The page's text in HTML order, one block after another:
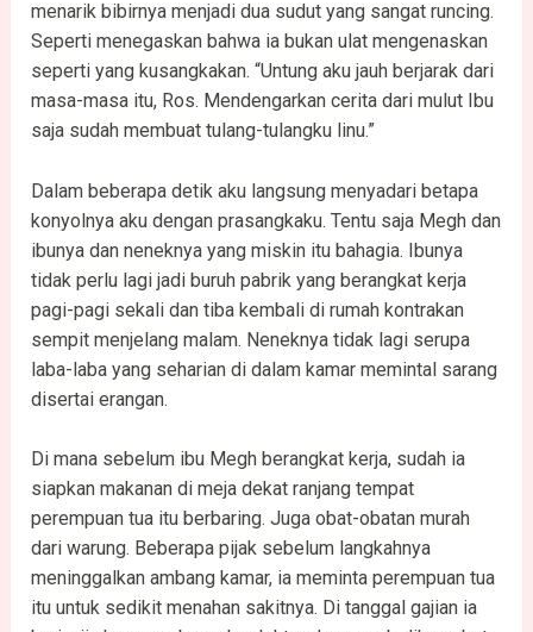
menarik bibirnya menjadi dua sudut yang sangat runcing.
Seperti menegaskan bahwa ia bukan ulat mengenaskan
seperti yang kusangkakan. “Untung aku jauh berjarak dari
masa-masa itu, Ros. Mendengarkan cerita dari mulut Ibu
saja sudah membuat tulang-tulangku linu.”
Dalam beberapa detik aku langsung menyadari betapa
konyolnya aku dengan prasangkaku. Tentu saja Megh dan
ibunya dan neneknya yang miskin itu bahagia. Ibunya
tidak perlu lagi jadi buruh pabrik yang berangkat kerja
pagi-pagi sekali dan tiba kembali di rumah kontrakan
sempit menjelang malam. Neneknya tidak lagi serupa
laba-laba yang seharian di dalam kamar memintal sarang
disertai erangan.
Di mana sebelum ibu Megh berangkat kerja, sudah ia
siapkan makanan di meja dekat ranjang tempat
perempuan tua itu berbaring. Juga obat-obatan murah
dari warung. Beberapa pijak sebelum langkahnya
meninggalkan ambang kamar, ia meminta perempuan tua
itu untuk sedikit menahan sakitnya. Di tanggal gajian ia